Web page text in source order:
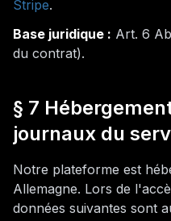
Stripe.
Base juridique : Art. 6
du contrat).
§ 7
journaux du
Notre plateforme est
Allemagne. Lors de
données suivantes sont